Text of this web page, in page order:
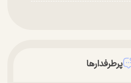
پرطرفدارها